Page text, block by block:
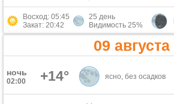
Восход: 05:45
Закат: 20:42
25 день
Видимость 25%
09 августа
ночь
02:00 +14° ясно, без осадков